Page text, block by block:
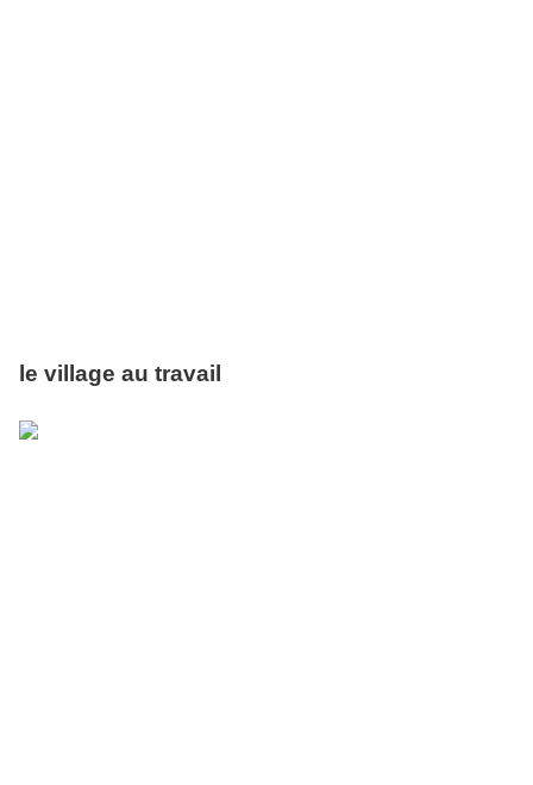
le village au travail